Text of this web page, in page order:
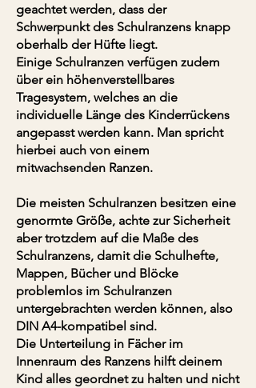
geachtet werden, dass der
Schwerpunkt des Schulranzens knapp
oberhalb der Hüfte liegt.
Einige Schulranzen verfügen zudem
über ein höhenverstellbares
Tragesystem, welches an die
individuelle Länge des Kinderrückens
angepasst werden kann. Man spricht
hierbei auch von einem
mitwachsenden Ranzen.
Die meisten Schulranzen besitzen eine
genormte Größe, achte zur Sicherheit
aber trotzdem auf die Maße des
Schulranzens, damit die Schulhefte,
Mappen, Bücher und Blöcke
problemlos im Schulranzen
untergebrachten werden können, also
DIN A4-kompatibel sind.
Die Unterteilung in Fächer im
Innenraum des Ranzens hilft deinem
Kind alles geordnet zu halten und nicht